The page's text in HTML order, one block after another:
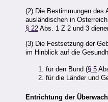
(2) Die Bestimmungen des
ausländischen in
§ 22 Abs. 1 Z 2 und 3
(3) Die Festsetzung der
im Hinblick auf die
für den Bund (§ 5
für die Länder und
Entrichtung der